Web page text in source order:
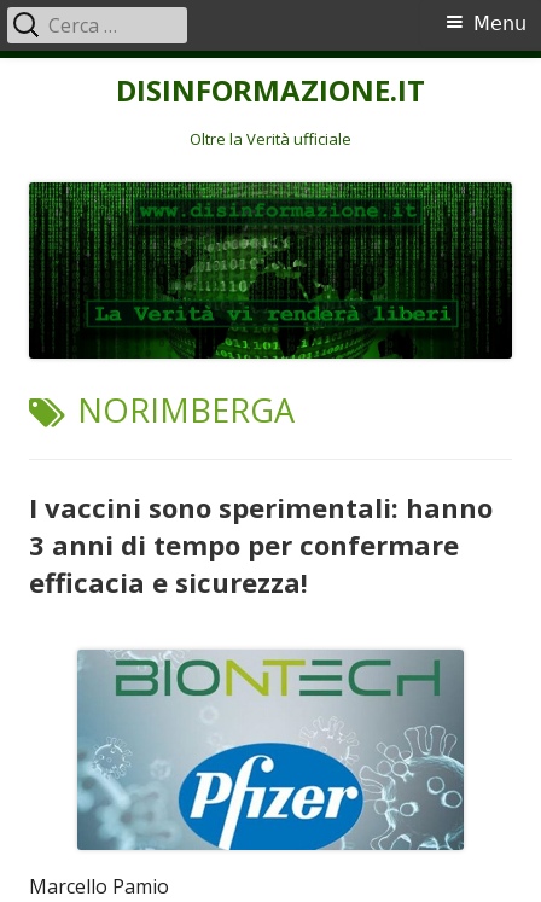
DISINFORMAZIONE.IT
Oltre la Verità ufficiale
Menu
principale
Menu
Ricerca
per:
TAG:
NORIMBERGA
I vaccini sono sperimentali: hanno
3 anni di tempo per confermare
efficacia e sicurezza!
Marcello Pamio